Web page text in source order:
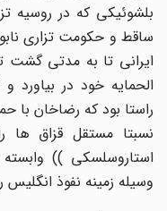
بلشوئیکی که در روسیه
ساقط و حکومت تزاری
ایرانی تا به مدتی گشت
الحمایه خود در بیاورد و
راستا بود که رضاخان با
نسبتا مستقل قزاق ها
استاروسلسکی )) وابسته
وسیله زمینه نفوذ انگلیس